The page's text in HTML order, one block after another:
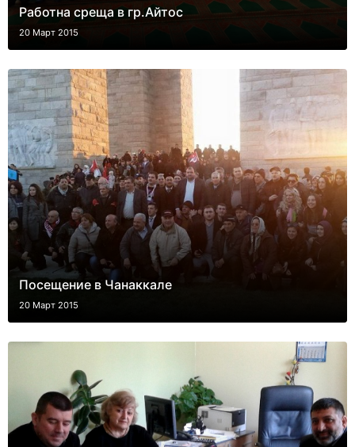
Работна среща в гр.Айтос
20 Март 2015
Посещение в Чанаккале
20 Март 2015